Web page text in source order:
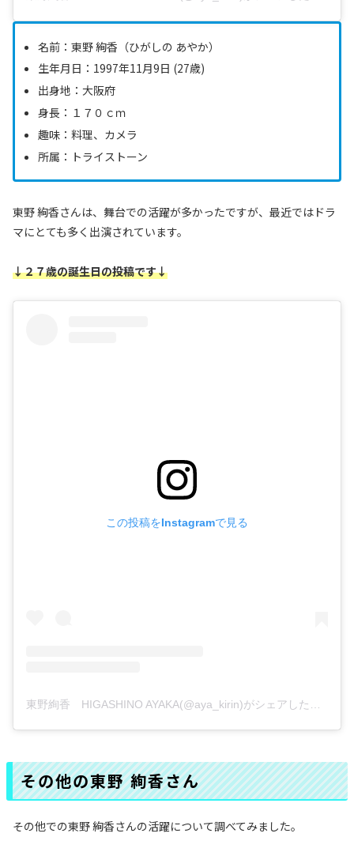
名前：東野 絢香‬（ひがしの あやか）
生年月日：1997年11月9日 (27歳)
出身地：大阪府
身長：１７０ｃｍ
趣味：料理、カメラ
所属：トライストーン
東野 絢香さんは、舞台での活躍が多かったですが、最近ではドラ
マにとても多く出演されています。‬
↓２７歳の誕生日の投稿です↓
この投稿をInstagramで見る
その他の東野 絢香‬‬さん
その他での東野 絢香‬さんの活躍について調べてみました。